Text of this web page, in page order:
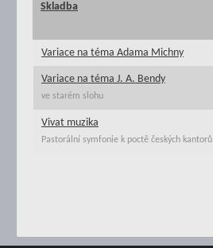
Skladba
Variace na téma Adama Michny
Variace na téma J. A. Bendy
ve starém slohu
Vivat muzika
Pastorální symfonie k poctě českých kantorů